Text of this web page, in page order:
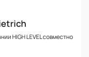
HIGH LEVEL совместно